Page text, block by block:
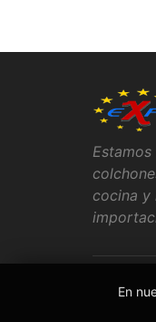
cocina y
En